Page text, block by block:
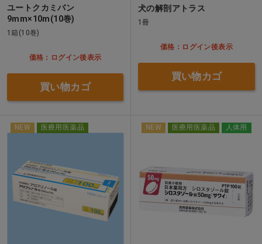
ユートクカミバン
9mm×10m(10巻)
1箱(10巻)
価格：ログイン後表示
買い物カゴ
犬の解剖アトラス
1冊
価格：ログイン後表示
買い物カゴ
NEW 医療用医薬品 NEW 医療用医薬品 人体用